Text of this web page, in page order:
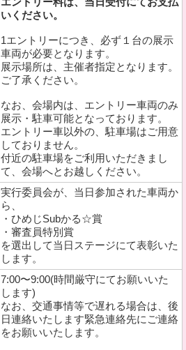
いください。
1エントリーにつき、必ず１台の展示
車両が必要となります。
展示場所は、主催者指定となります。
ご了承ください。
なお、会場内は、エントリー車両のみ
展示・駐車可能となっております。
エントリー車以外の、駐車場はご用意
しておりません。
付近の駐車場をご利用いただきまし
て、会場へとお越しください。
実行委員会が、当日参加された車両か
ら、
・ひめじSubかる☆賞
・審査員特別賞
を選出して当日ステージにて表彰いた
します。
7:00〜9:00(時間厳守にてお願いいた
します)
なお、交通事情等で遅れる場合は、後
日連絡いたします緊急連絡先にご連絡
をお願いいたします。